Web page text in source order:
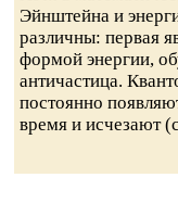
Эйнштейна и
различны: первая
формой энергии,
античастица.
постоянно
время и исчезают